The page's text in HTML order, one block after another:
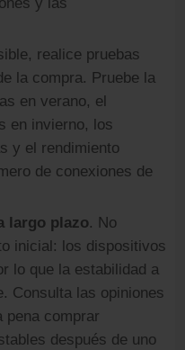
realice pruebas
la compra. Pruebe la
en verano, el
en invierno, los
y el rendimiento
de conexiones de
largo plazo. No
inicial: los dispositivos
lo que la estabilidad a
Consulta las opiniones
pena comprar
después de uno